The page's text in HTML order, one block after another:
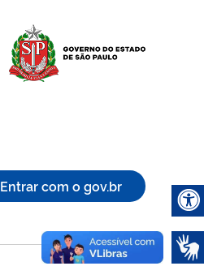
Entrar com o gov.br